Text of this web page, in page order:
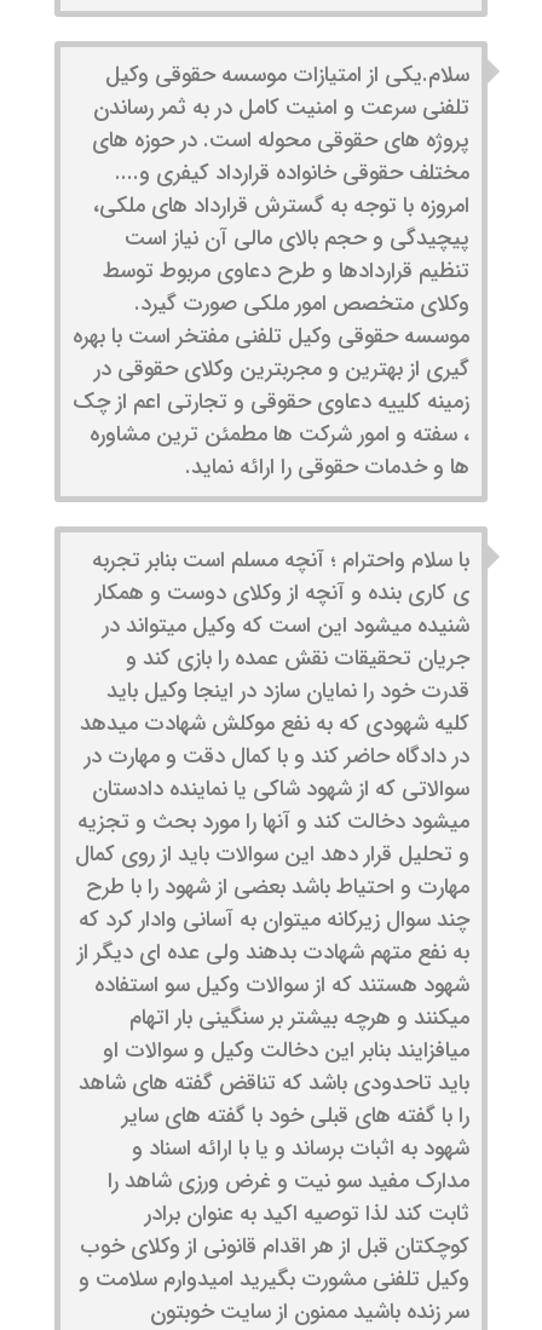
سلام.یکی از امتیازات موسسه حقوقی وکیل
تلفنی سرعت و امنیت کامل در به ثمر رساندن
پروژه های حقوقی محوله است. در حوزه های
مختلف حقوقی خانواده قرارداد کیفری و....
امروزه با توجه به گسترش قرارداد های ملکی،
پیچیدگی و حجم بالای مالی آن نیاز است
تنظیم قراردادها و طرح دعاوی مربوط توسط
وکلای متخصص امور ملکی صورت گیرد.
موسسه حقوقی وکیل تلفنی مفتخر است با بهره
گیری از بهترین و مجربترین وکلای حقوقی در
زمینه کلییه دعاوی حقوقی و تجارتی اعم از چک
، سفته و امور شرکت ها مطمئن ترین مشاوره
ها و خدمات حقوقی را ارائه نماید.
با سلام واحترام ؛ آنچه مسلم است بنابر تجربه
ی کاری بنده و آنچه از وکلای دوست و همکار
شنیده میشود این است که وکیل میتواند در
جریان تحقیقات نقش عمده را بازی کند و
قدرت خود را نمایان سازد در اینجا وکیل باید
کلیه شهودی که به نفع موکلش شهادت میدهد
در دادگاه حاضر کند و با کمال دقت و مهارت در
سوالاتی که از شهود شاکی یا نماینده دادستان
میشود دخالت کند و آنها را مورد بحث و تجزیه
و تحلیل قرار دهد این سوالات باید از روی کمال
مهارت و احتیاط باشد بعضی از شهود را با طرح
چند سوال زیرکانه میتوان به آسانی وادار کرد که
به نفع متهم شهادت بدهند ولی عده ای دیگر از
شهود هستند که از سوالات وکیل سو استفاده
میکنند و هرچه بیشتر بر سنگینی بار اتهام
میافزایند بنابر این دخالت وکیل و سوالات او
باید تاحدودی باشد که تناقض گفته های شاهد
را با گفته های قبلی خود با گفته های سایر
شهود به اثبات برساند و یا با ارائه اسناد و
مدارک مفید سو نیت و غرض ورزی شاهد را
ثابت کند لذا توصیه اکید به عنوان برادر
کوچکتان قبل از هر اقدام قانونی از وکلای خوب
وکیل تلفنی مشورت بگیرید امیدوارم سلامت و
سر زنده باشید ممنون از سایت خوبتون